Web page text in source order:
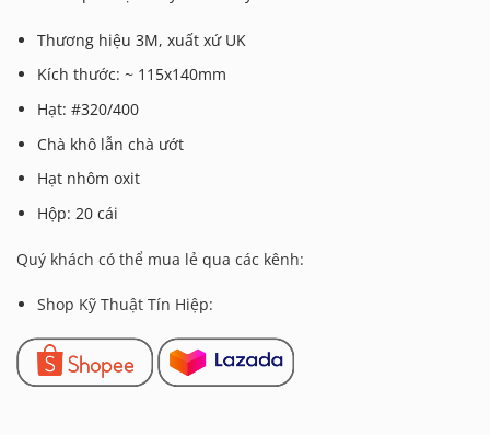
Thương hiệu 3M, xuất xứ UK
Kích thước: ~ 115x140mm
Hạt: #320/400
Chà khô lẫn chà ướt
Hạt nhôm oxit
Hộp: 20 cái
Quý khách có thể mua lẻ qua các kênh:
Shop Kỹ Thuật Tín Hiệp: